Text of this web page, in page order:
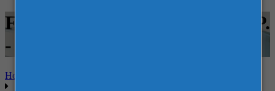
Feiras - Golden Hall WTC - SP.
- Agrícola
Home